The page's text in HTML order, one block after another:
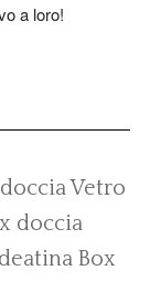
a loro!
Vetro
doccia
Box